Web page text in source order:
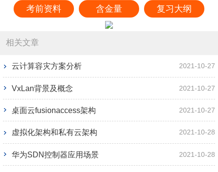
考前资料 含金量 复习大纲
相关文章
云计算容灾方案分析 2021-10-27
VxLan背景及概念 2021-10-27
桌面云fusionaccess架构 2021-10-27
虚拟化架构和私有云架构 2021-10-28
华为SDN控制器应用场景 2021-10-28